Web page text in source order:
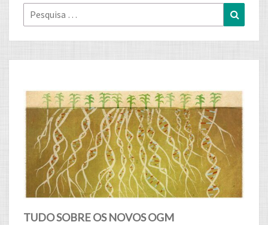
Pesquisa
for:
TUDO SOBRE OS NOVOS OGM